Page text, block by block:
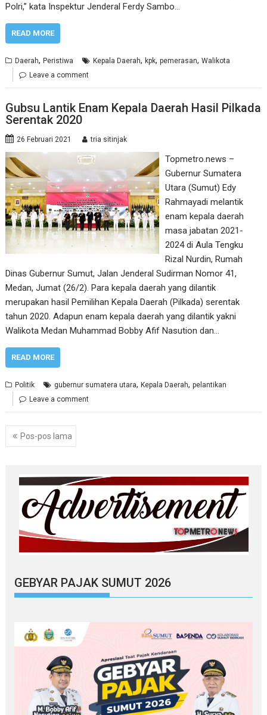
Polri,” kata Inspektur Jenderal Ferdy Sambo…
READ MORE
Daerah,Peristiwa Kepala Daerah,kpk,pemerasan,Walikota
Leave a comment
Gubsu Lantik Enam Kepala Daerah Hasil Pilkada
Serentak 2020
26 Februari 2021 tria sitinjak
Topmetro.news –
Gubernur Sumatera
Utara (Sumut) Edy
Rahmayadi melantik
enam kepala daerah
masa jabatan 2021-
2024 di Aula Tengku
Rizal Nurdin, Rumah
Dinas Gubernur Sumut, Jalan Jenderal Sudirman Nomor 41,
Medan, Jumat (26/2). Para kepala daerah yang dilantik
merupakan hasil Pemilihan Kepala Daerah (Pilkada) serentak
tahun 2020. Adapun enam kepala daerah yang dilantik yakni
Walikota Medan Muhammad Bobby Afif Nasution dan…
READ MORE
Politik gubernur sumatera utara,Kepala Daerah,pelantikan
Leave a comment
Navigasi
pos
Pos-pos lama
GEBYAR PAJAK SUMUT 2026